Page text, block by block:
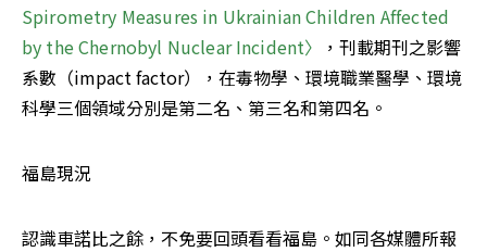
Spirometry Measures in Ukrainian Children Affected
by the Chernobyl Nuclear Incident〉
，刊載期刊之影響
系數（impact factor），在毒物學、環境職業醫學、環境
科學三個領域分別是第二名、第三名和第四名。
福島現況
認識車諾比之餘，不免要回頭看看福島。如同各媒體所報